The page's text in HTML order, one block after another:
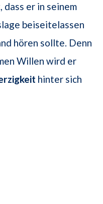
er in seinem
beiseitelassen
hören sollte. Denn
Willen wird er
hinter sich